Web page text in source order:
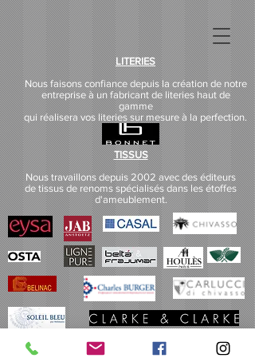
LITERIES
Nous faisons confiance depuis la création de notre
entreprise à un fabricant de literies haut de
gamme
qui réalisera vos literies sur mesure à la perfection.
TISSUS
Nous travaillons depuis 2002 avec des éditeurs
de tissus de renoms spécialisés dans les étoffes
d'ameublement.